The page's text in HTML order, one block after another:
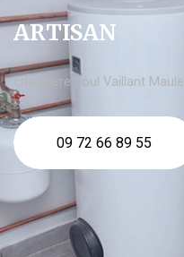
ARTISAN
chaudière fioul Vaillant Maule
09 72 66 89 55